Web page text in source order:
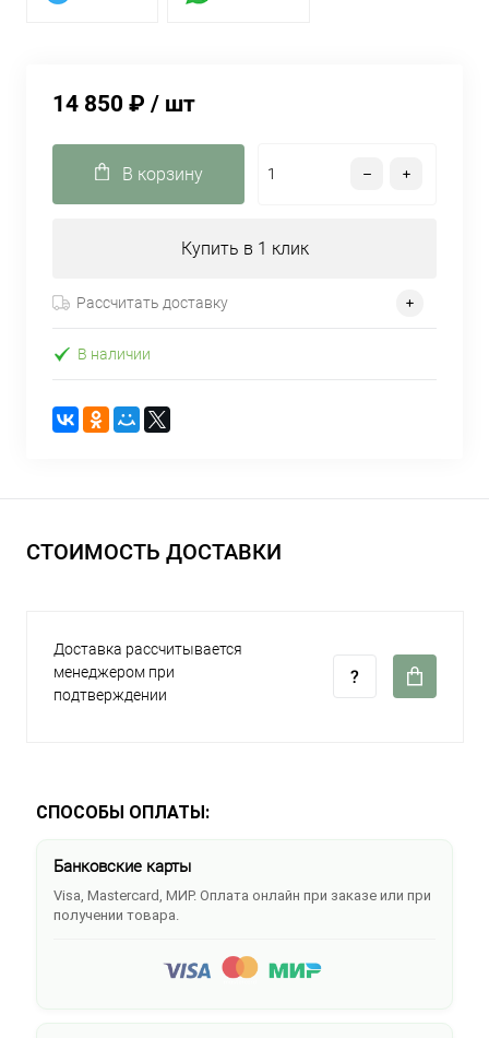
14 850 ₽ / шт
В корзину
Купить в 1 клик
Рассчитать доставку
В наличии
СТОИМОСТЬ ДОСТАВКИ
Доставка рассчитывается
менеджером при
подтверждении
СПОСОБЫ ОПЛАТЫ:
Банковские карты
Visa, Mastercard, МИР. Оплата онлайн при заказе или при
получении товара.